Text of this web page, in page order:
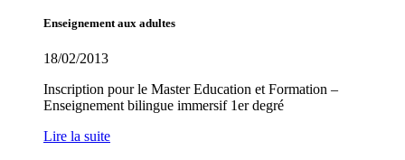
Enseignement aux adultes
18/02/2013
Inscription pour le Master Education et Formation –
Enseignement bilingue immersif 1er degré
Lire la suite